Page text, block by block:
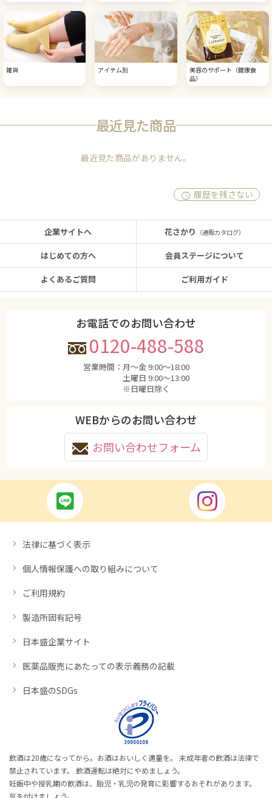
雑貨 アイテム別
美容のサポート（健康食
品）
最近見た商品
最近見た商品がありません。
履歴を残さない
企業サイトへ
はじめての方へ
よくあるご質問
花さかり （通販カタログ）
会員ステージについて
ご利用ガイド
お電話でのお問い合わせ
0120-488-588
営業時間： 月〜金 9:00〜18:00
土曜日 9:00〜13:00
※日曜日除く
WEBからのお問い合わせ
お問い合わせフォーム
法律に基づく表示
個人情報保護への取り組みについて
ご利用規約
製造所固有記号
日本盛企業サイト
医薬品販売にあたっての表示義務の記載
日本盛のSDGs
飲酒は20歳になってから。お酒はおいしく適量を。 未成年者の飲酒は法律で
禁止されています。 飲酒運転は絶対にやめましょう。
妊娠中や授乳期の飲酒は、胎児・乳児の発育に影響するおそれがあります。